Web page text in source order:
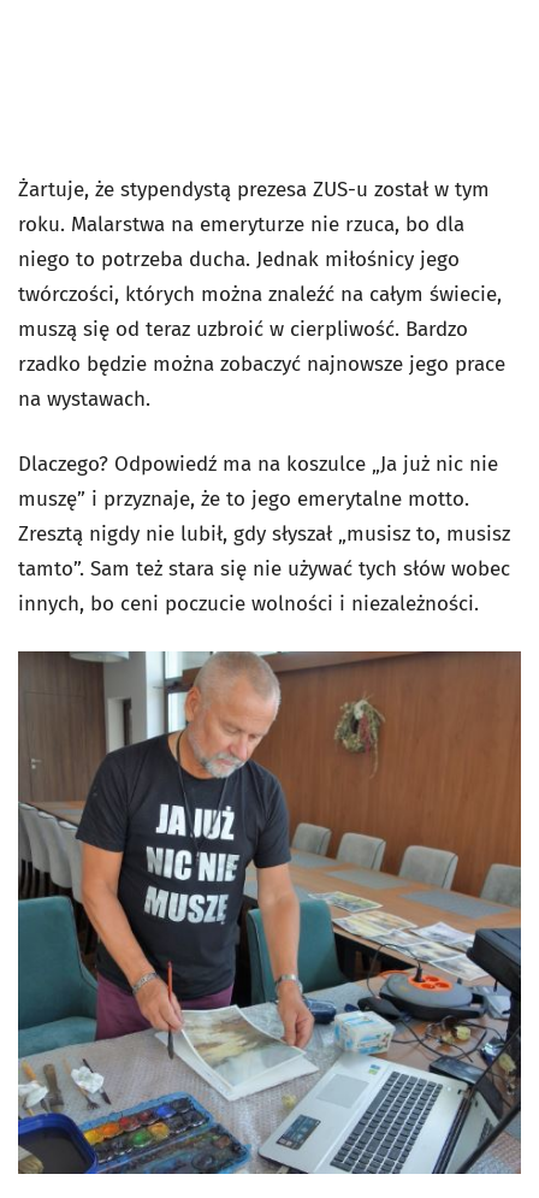
Żartuje, że stypendystą prezesa ZUS-u został w tym
roku. Malarstwa na emeryturze nie rzuca, bo dla
niego to potrzeba ducha. Jednak miłośnicy jego
twórczości, których można znaleźć na całym świecie,
muszą się od teraz uzbroić w cierpliwość. Bardzo
rzadko będzie można zobaczyć najnowsze jego prace
na wystawach.
Dlaczego? Odpowiedź ma na koszulce „Ja już nic nie
muszę” i przyznaje, że to jego emerytalne motto.
Zresztą nigdy nie lubił, gdy słyszał „musisz to, musisz
tamto”. Sam też stara się nie używać tych słów wobec
innych, bo ceni poczucie wolności i niezależności.